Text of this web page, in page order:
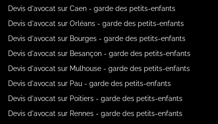
Devis d'avocat sur Caen - garde des petits-enfants
Devis d'avocat sur Orléans - garde des petits-enfants
Devis d'avocat sur Bourges - garde des petits-enfants
Devis d'avocat sur Besançon - garde des petits-enfants
Devis d'avocat sur Mulhouse - garde des petits-enfants
Devis d'avocat sur Pau - garde des petits-enfants
Devis d'avocat sur Poitiers - garde des petits-enfants
Devis d'avocat sur Rennes - garde des petits-enfants